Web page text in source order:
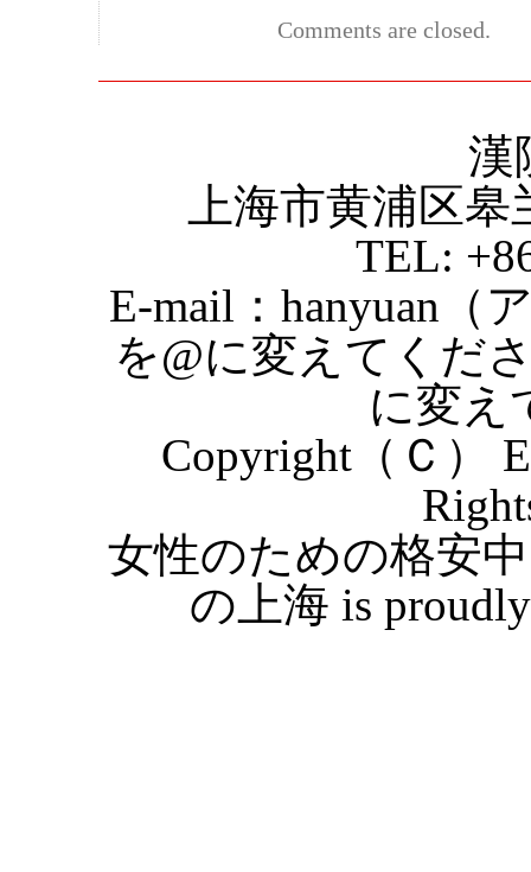
Comments are closed.
漢
上海市黄浦区
TEL:
E-mail：hanyuan（
を@に変えてく
に変え
Copyright（Ｃ）
女性のための格安
の上海 is